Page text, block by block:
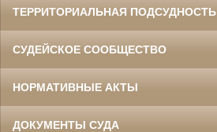
ТЕРРИТОРИАЛЬНАЯ ПОДСУДНОСТЬ
СУДЕЙСКОЕ СООБЩЕСТВО
НОРМАТИВНЫЕ АКТЫ
ДОКУМЕНТЫ СУДА